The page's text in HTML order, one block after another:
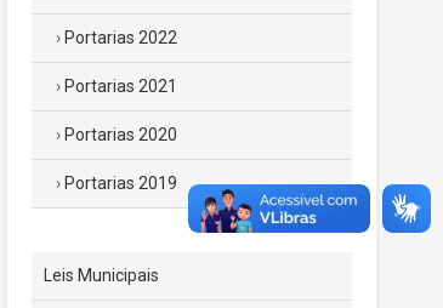
Portarias 2022
Portarias 2021
Portarias 2020
Portarias 2019
Leis Municipais